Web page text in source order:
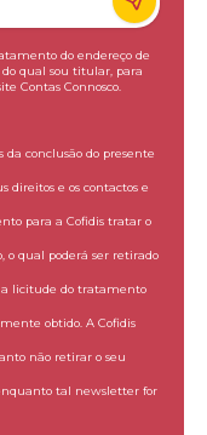
do endereço de
qual sou titular, para
Contas Connosco.
conclusão do presente
direitos e os contactos e
para a Cofidis tratar o
o qual poderá ser retirado
licitude do tratamento
obtido. A Cofidis
não retirar o seu
tal newsletter for